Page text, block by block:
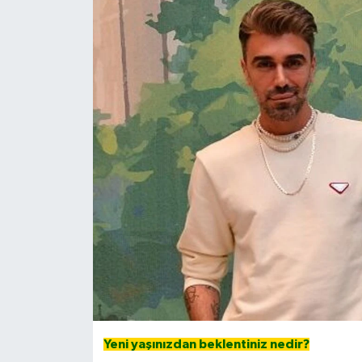
Yeni yaşınızdan beklentiniz nedir?